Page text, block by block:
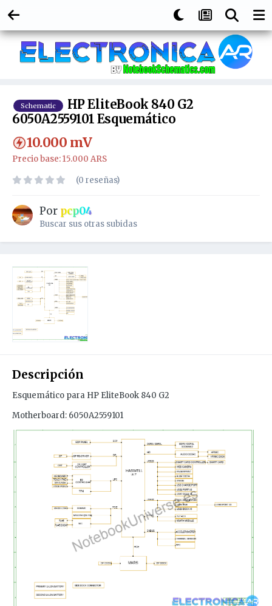
Schematic
HP EliteBook 840 G2
6050A2559101 Esquemático
10.000 mV
Precio base: 15.000 ARS
(0 reseñas)
Por pcp04
Buscar sus otras subidas
Descripción
Esquemático para HP EliteBook 840 G2
Motherboard: 6050A2559101